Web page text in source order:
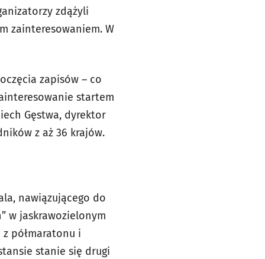
zdążyli
zainteresowaniem. W
zapisów – co
startem
Gęstwa, dyrektor
z aż 36 krajów.
nawiązującego do
w jaskrawozielonym
półmaratonu i
stanie się drugi